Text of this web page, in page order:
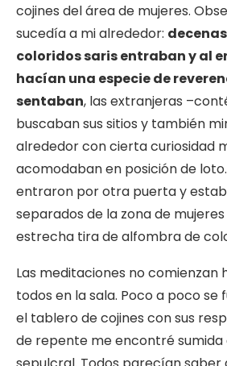
cojines del área de mujeres.
sucedía a mi alrededor:
coloridos saris entraban y al
hacían una especie de
sentaban, las extranjeras
buscaban sus sitios y también
alrededor con cierta curiosidad
acomodaban en posición de
entraron por otra puerta y
separados de la zona de
estrecha tira de alfombra de
Las meditaciones no comienzan
todos en la sala. Poco a poco
el tablero de cojines con sus
de repente me encontré sumida